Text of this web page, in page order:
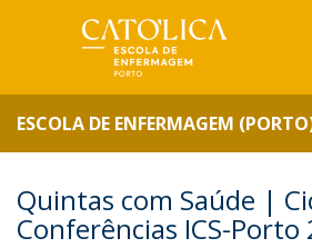
ESCOLA DE ENFERMAGEM
Quintas com Saúde |
Conferências ICS-Porto